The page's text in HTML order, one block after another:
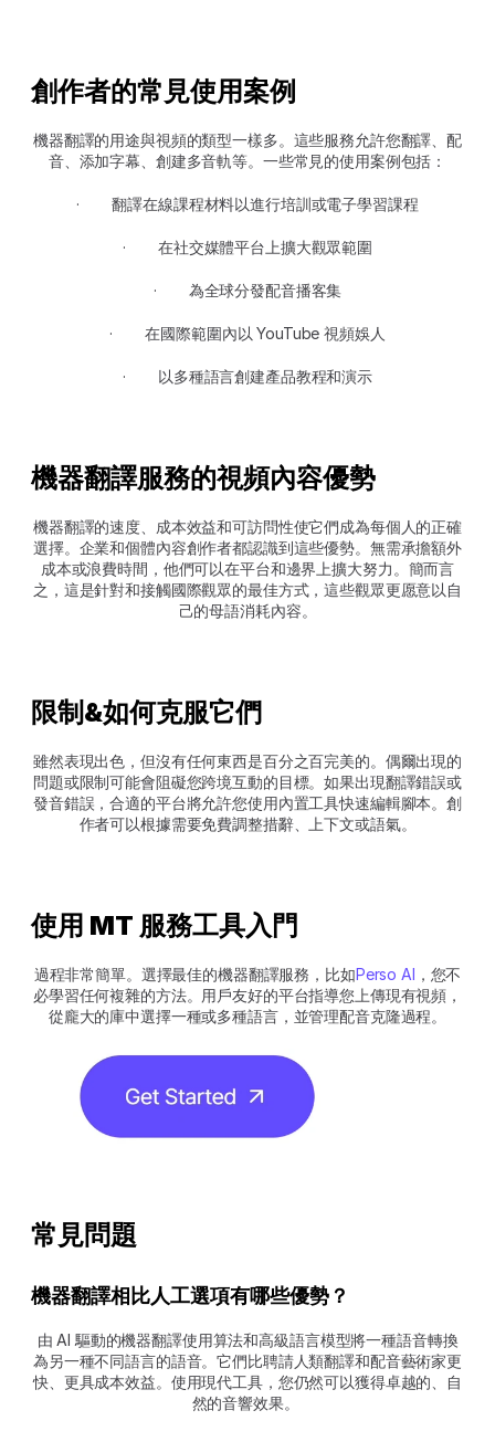
創作者的常見使用案例
機器翻譯的用途與視頻的類型一樣多。這些服務允許您翻譯、配
音、添加字幕、創建多音軌等。一些常見的使用案例包括：
·  	翻譯在線課程材料以進行培訓或電子學習課程
·  	在社交媒體平台上擴大觀眾範圍
·  	為全球分發配音播客集
·  	在國際範圍內以 YouTube 視頻娛人
·  	以多種語言創建產品教程和演示
機器翻譯服務的視頻內容優勢
機器翻譯的速度、成本效益和可訪問性使它們成為每個人的正確
選擇。企業和個體內容創作者都認識到這些優勢。無需承擔額外
成本或浪費時間，他們可以在平台和邊界上擴大努力。簡而言
之，這是針對和接觸國際觀眾的最佳方式，這些觀眾更愿意以自
己的母語消耗內容。
限制&如何克服它們
雖然表現出色，但沒有任何東西是百分之百完美的。偶爾出現的
問題或限制可能會阻礙您跨境互動的目標。如果出現翻譯錯誤或
發音錯誤，合適的平台將允許您使用內置工具快速編輯腳本。創
作者可以根據需要免費調整措辭、上下文或語氣。
使用 MT 服務工具入門
過程非常簡單。選擇最佳的機器翻譯服務，比如Perso AI ，您不
必學習任何複雜的方法。用戶友好的平台指導您上傳現有視頻，
從龐大的庫中選擇一種或多種語言，並管理配音克隆過程。
常見問題
機器翻譯相比人工選項有哪些優勢？
由 AI 驅動的機器翻譯使用算法和高級語言模型將一種語音轉換
為另一種不同語言的語音。它們比聘請人類翻譯和配音藝術家更
快、更具成本效益。使用現代工具，您仍然可以獲得卓越的、自
然的音響效果。